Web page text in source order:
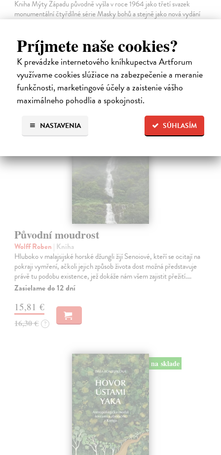
Príjmete naše cookies?
K prevádzke internetového kníhkupectva Artforum
využívame cookies slúžiace na zabezpečenie a meranie
funkčnosti, marketingové účely a zaistenie vášho
maximálneho pohodlia a spokojnosti.
SÚHLASÍM
NASTAVENIA
Kniha Mýty Západu původně vyšla v roce 1964 jako třetí svazek
monumentální čtyřdílné série Masky bohů a stejně jako nová vydání
Na sklade ?
35,63 €
37,50 €
Původní moudrost
Wolff Roben | Kniha
Hluboko v malajsijské horské džungli žijí Senoiové, kteří se ocitají na
pokraji vymření, ačkoli jejich způsob života dost možná představuje
právě tu podobu existence, jež dokáže nám všem zajistit přežití.…
Zasielame do 12 dní
15,81 €
16,30 € ?
na sklade